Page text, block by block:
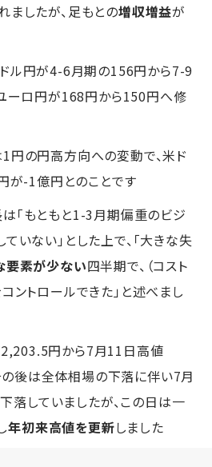
ましたが、足もとの増収増益が
ル円が4-6月期の156円から7-9
ーロ円が168円から150円へ修
の円高方向への変動で、米ド
が-1億円とのことです
「もともと1-3月期偏重のビジ
いない」とした上で、「大きな失
要素が少ない四半期で、（コスト
ントロールできた」と述べまし
円から7月11日高値
後は全体相場の下落に伴い7月
していましたが、この日は一
年初来高値を更新しました